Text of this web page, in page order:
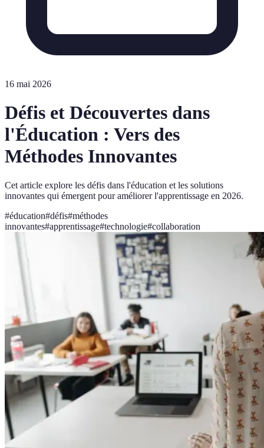
16 mai 2026
Défis et Découvertes dans
l'Éducation : Vers des
Méthodes Innovantes
Cet article explore les défis dans l'éducation et les solutions
innovantes qui émergent pour améliorer l'apprentissage en 2026.
#éducation#défis#méthodes
innovantes#apprentissage#technologie#collaboration